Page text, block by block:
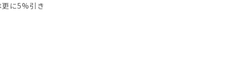
に5%引き